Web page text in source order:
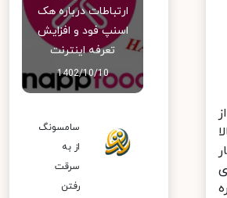
ارتباطات درباره هک
اسنپ‌ فود و افزایش
تعرفه اینترنت
1402/10/10
سامسونگ
از به
سرقت
رفتن